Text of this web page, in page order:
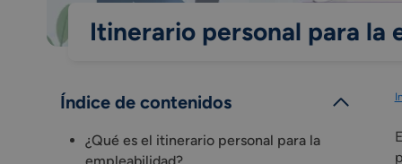
Itinerario personal para la
Índice de contenidos
¿Qué es el itinerario personal para la